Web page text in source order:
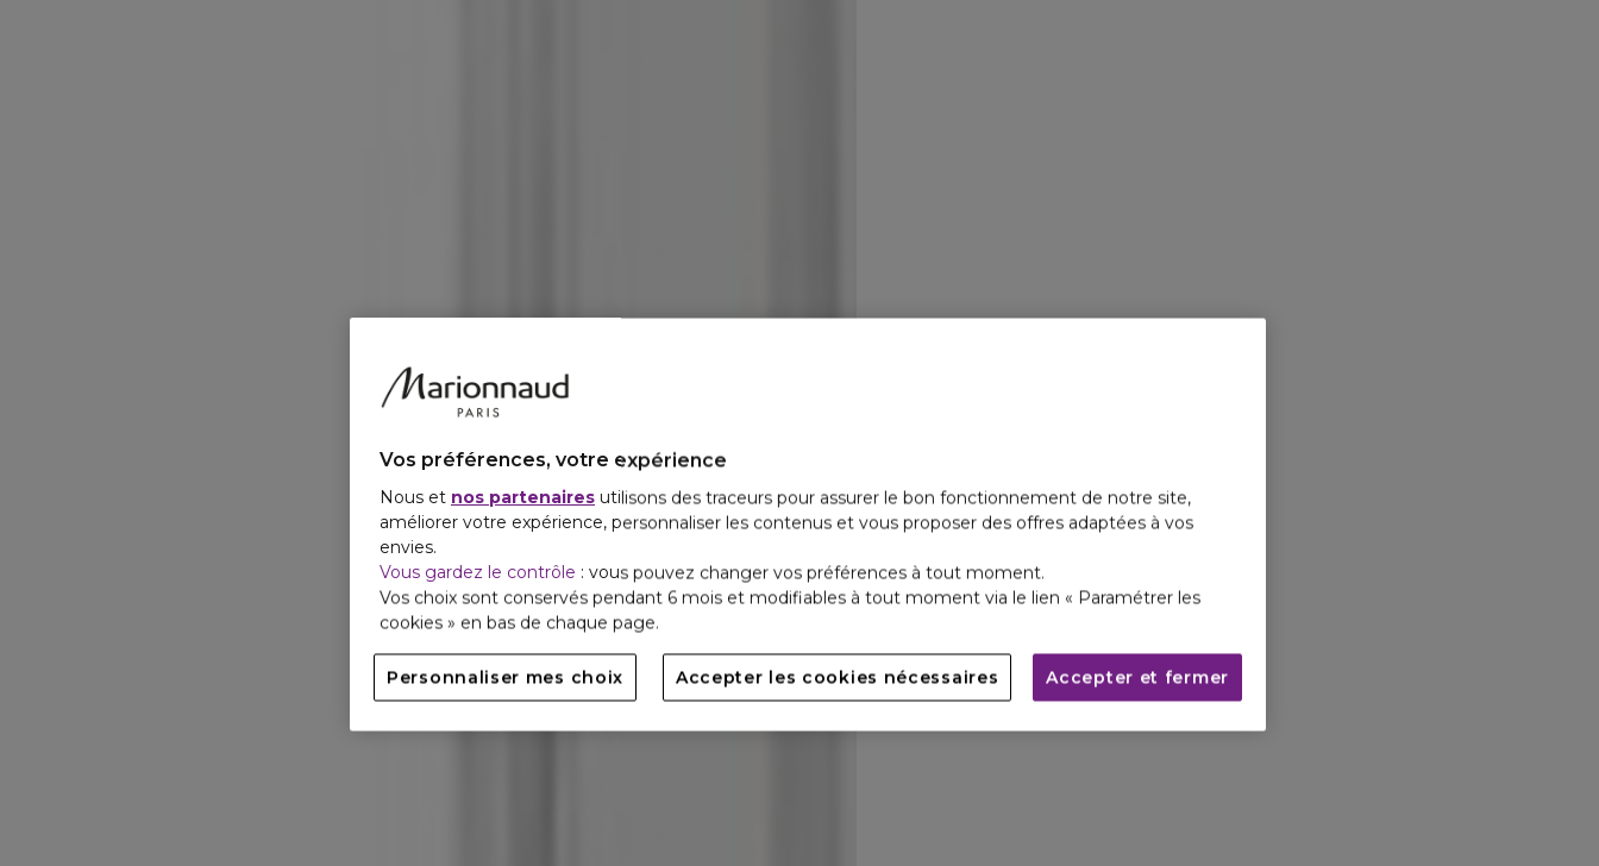
Vos préférences, votre expérience
Nous et nos partenaires utilisons des traceurs pour assurer le bon fonctionnement de notre site,
améliorer votre expérience, personnaliser les contenus et vous proposer des offres adaptées à vos
envies.
Vous gardez le contrôle : vous pouvez changer vos préférences à tout moment.
Vos choix sont conservés pendant 6 mois et modifiables à tout moment via le lien « Paramétrer les
cookies » en bas de chaque page.
Personnaliser mes choix Accepter les cookies nécessaires Accepter et fermer